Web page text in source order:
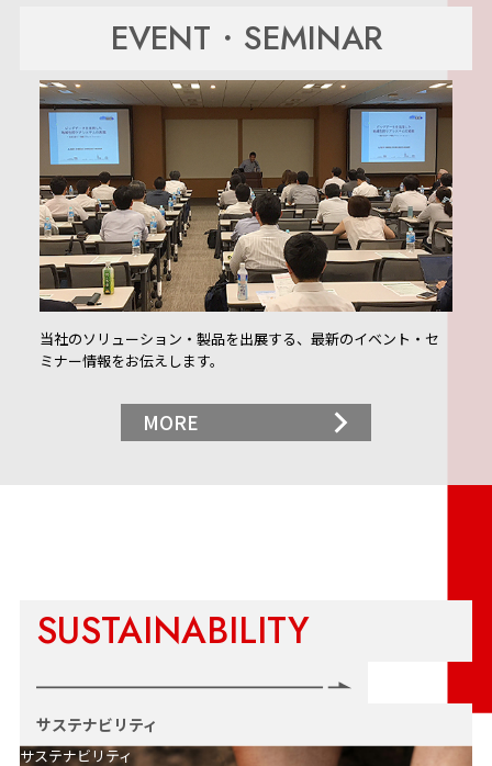
EVENT・SEMINAR
当社のソリューション・製品を出展する、最新のイベント・セ
ミナー情報をお伝えします。
MORE
SUSTAINABILITY
サステナビリティ
サステナビリティ